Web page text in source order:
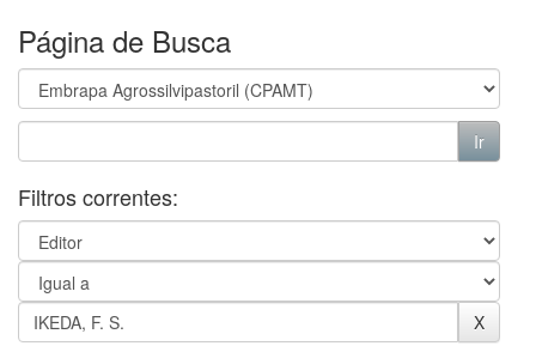
Página de Busca
Filtros correntes: